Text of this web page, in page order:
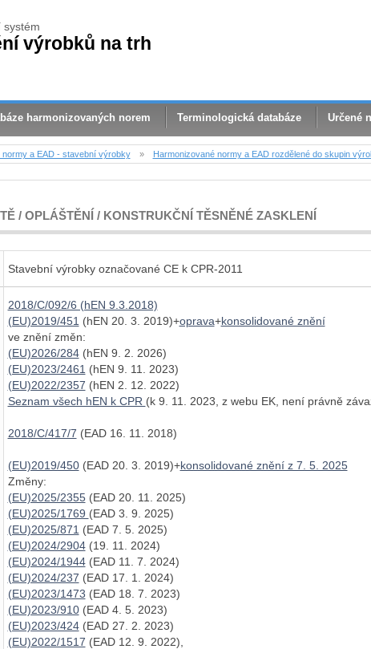
systém
výrobků na trh
harmonizovaných norem Terminologická databáze Určené
normy a EAD - stavební výrobky » Harmonizované normy a EAD rozdělené do skupin
/ OPLÁŠTĚNÍ / KONSTRUKČNÍ TĚSNĚNÉ ZASKLENÍ
Stavební výrobky označované CE k CPR-2011
2018/C/092/6 (hEN 9.3.2018)
(EU)2019/451 (hEN 20. 3. 2019)+oprava+konsolidované znění
ve znění změn:
(EU)2026/284(hEN 9. 2. 2026)
(EU)2023/2461 (hEN 9. 11. 2023)
(EU)2022/2357 (hEN 2. 12. 2022)
Seznam všech hEN k CPR (k 9. 11. 2023, z webu EK, není právně
2018/C/417/7 (EAD 16. 11. 2018)
(EU)2019/450(EAD 20. 3. 2019)+konsolidované znění z 7. 5. 2025
Změny:
(EU)2025/2355(EAD 20. 11. 2025)
(EU)2025/1769 (EAD 3. 9. 2025)
(EU)2025/871 (EAD 7. 5. 2025)
(EU)2024/2904(19. 11. 2024)
(EU)2024/1944(EAD 11. 7. 2024)
(EU)2024/237 (EAD 17. 1. 2024)
(EU)2023/1473 (EAD 18. 7. 2023)
(EU)2023/910(EAD 4. 5. 2023)
(EU)2023/424(EAD 27. 2. 2023)
(EU)2022/1517 (EAD 12. 9. 2022),